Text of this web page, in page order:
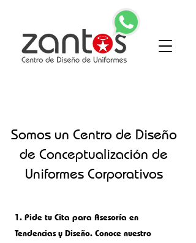
Somos un Centro de Diseño
de Conceptualización de
Uniformes Corporativos
1. Pide tu Cita para Asesoría en
Tendencias y Diseño. Conoce nuestro